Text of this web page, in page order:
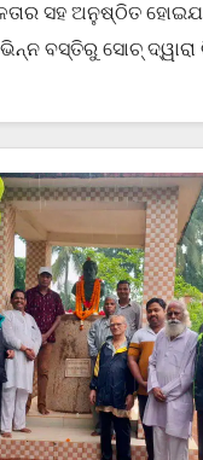
ସହ ଅନୁଷ୍ଠିତ
ବସ୍ତିରୁ ସୋଚ୍